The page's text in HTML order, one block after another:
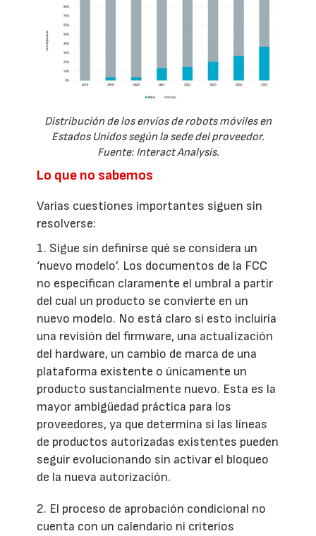
Distribución de los envíos de robots móviles en
Estados Unidos según la sede del proveedor.
Fuente: Interact Analysis.
Lo que no sabemos
Varias cuestiones importantes siguen sin
resolverse:
1. Sigue sin definirse qué se considera un
‘nuevo modelo’. Los documentos de la FCC
no especifican claramente el umbral a partir
del cual un producto se convierte en un
nuevo modelo. No está claro si esto incluiría
una revisión del firmware, una actualización
del hardware, un cambio de marca de una
plataforma existente o únicamente un
producto sustancialmente nuevo. Esta es la
mayor ambigüedad práctica para los
proveedores, ya que determina si las líneas
de productos autorizadas existentes pueden
seguir evolucionando sin activar el bloqueo
de la nueva autorización.
2. El proceso de aprobación condicional no
cuenta con un calendario ni criterios